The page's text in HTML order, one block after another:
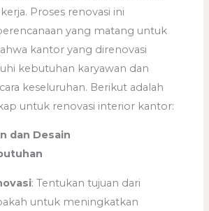
Proses renovasi ini
yang matang untuk
kantor yang direnovasi
kebutuhan karyawan dan
keseluruhan. Berikut adalah
untuk renovasi interior kantor:
dan Desain
: Tentukan tujuan dari
untuk meningkatkan